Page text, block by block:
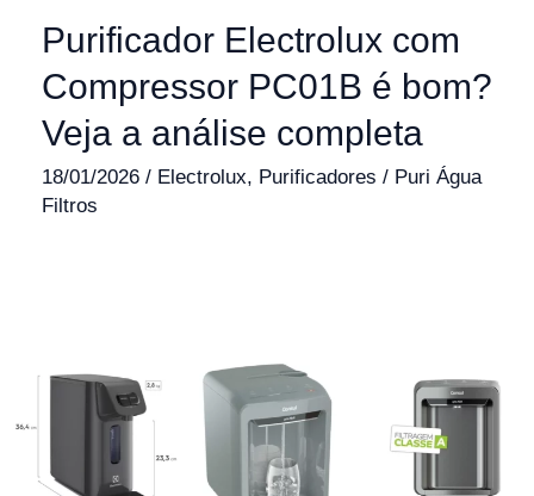
Purificador Electrolux com
Compressor PC01B é bom?
Veja a análise completa
18/01/2026 / Electrolux, Purificadores / Puri Água
Filtros